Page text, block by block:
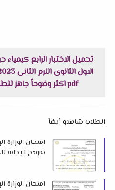
تحميل الاختبار الرابع
pdf اكثر وضوحاً جاهز للطباعة عبر الرابط التالى :
الطلاب شاهدو أيضاً
امتحان
نموذج الإجابة
امتحان